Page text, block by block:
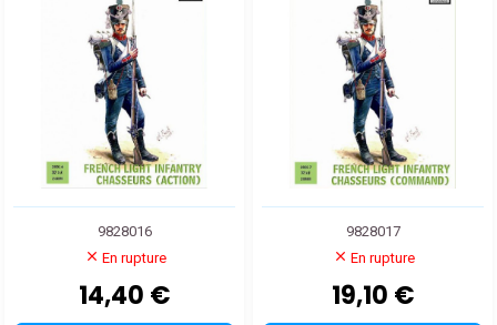
9828016
En rupture
14,40 €
9828017
En rupture
19,10 €